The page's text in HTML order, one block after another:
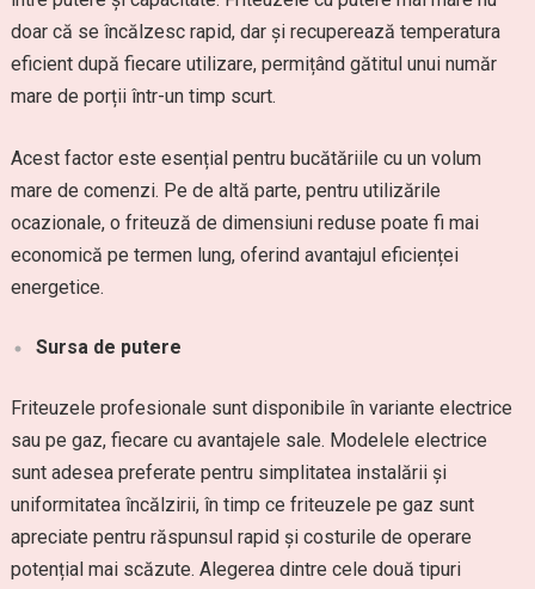
doar că se încălzesc rapid, dar și recuperează temperatura
eficient după fiecare utilizare, permițând gătitul unui număr
mare de porții într-un timp scurt.
Acest factor este esențial pentru bucătăriile cu un volum
mare de comenzi. Pe de altă parte, pentru utilizările
ocazionale, o friteuză de dimensiuni reduse poate fi mai
economică pe termen lung, oferind avantajul eficienței
energetice.
Sursa de putere
Friteuzele profesionale sunt disponibile în variante electrice
sau pe gaz, fiecare cu avantajele sale. Modelele electrice
sunt adesea preferate pentru simplitatea instalării și
uniformitatea încălzirii, în timp ce friteuzele pe gaz sunt
apreciate pentru răspunsul rapid și costurile de operare
potențial mai scăzute. Alegerea dintre cele două tipuri